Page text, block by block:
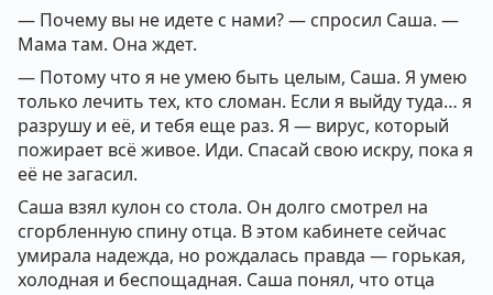
— Почему вы не идете с нами? — спросил Саша. —
Мама там. Она ждет.
— Потому что я не умею быть целым, Саша. Я умею
только лечить тех, кто сломан. Если я выйду туда… я
разрушу и её, и тебя еще раз. Я — вирус, который
пожирает всё живое. Иди. Спасай свою искру, пока я
её не загасил.
Саша взял кулон со стола. Он долго смотрел на
сгорбленную спину отца. В этом кабинете сейчас
умирала надежда, но рождалась правда — горькая,
холодная и беспощадная. Саша понял, что отца